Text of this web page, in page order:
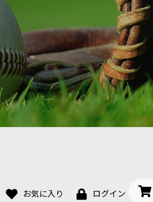
お気に入り ログイン